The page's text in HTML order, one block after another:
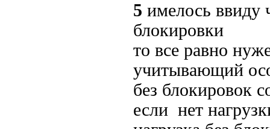
5 имелось ввиду
блокировки
то все равно
учитывающий
без блокировок
если нет